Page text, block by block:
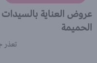
عروض العناية
الحميمة
تعذر